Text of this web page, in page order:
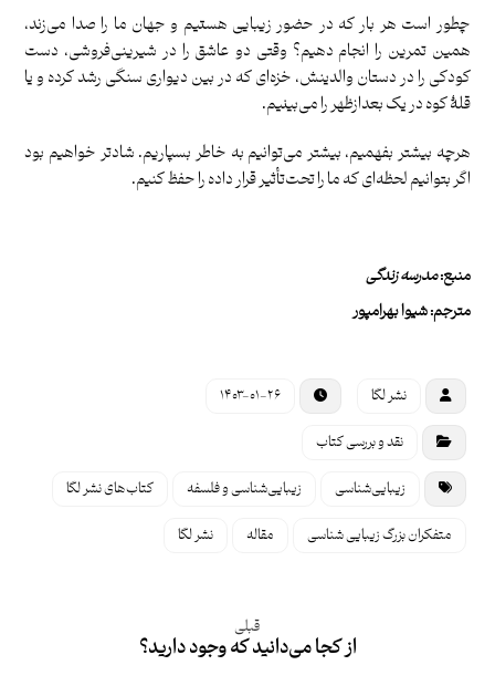
چطور است هر بار که در حضور زیبایی هستیم و جهان ما را صدا می‌زند،
همین تمرین را انجام دهیم؟ وقتی دو عاشق را در شیرینی‌فروشی، دست
کودکی را در دستان والدینش، خزه‌ای که در بین دیواری سنگی رشد کرده و یا
قلۀ کوه در یک بعدازظهر را می‌بینیم.
هرچه بیشتر بفهمیم، بیشتر می‌توانیم به خاطر بسپاریم. شادتر خواهیم بود
اگر بتوانیم لحظه‌ای که ما را تحت‌تأثیر قرار داده را حفظ کنیم.
منبع:مدرسه زندگی
مترجم: شیوا بهرامپور
نشر لگا ۱۴۰۳-۰۱-۲۶
نقد و بررسی کتاب
زیبایی‌شناسی زیبایی‌شناسی و فلسفه کتاب‌های نشر لگا
متفکران بزرگ زیبایی شناسی مقاله نشر لگا
قبلی
از کجا می‌دانید که وجود دارید؟